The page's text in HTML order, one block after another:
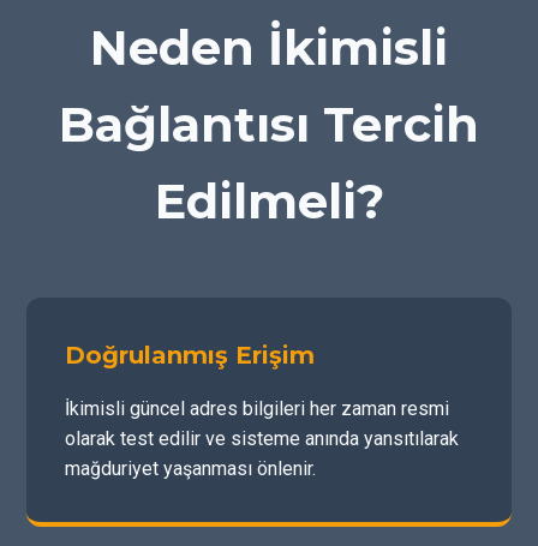
Neden İkimisli
Bağlantısı Tercih
Edilmeli?
Doğrulanmış Erişim
İkimisli güncel adres bilgileri her zaman resmi
olarak test edilir ve sisteme anında yansıtılarak
mağduriyet yaşanması önlenir.